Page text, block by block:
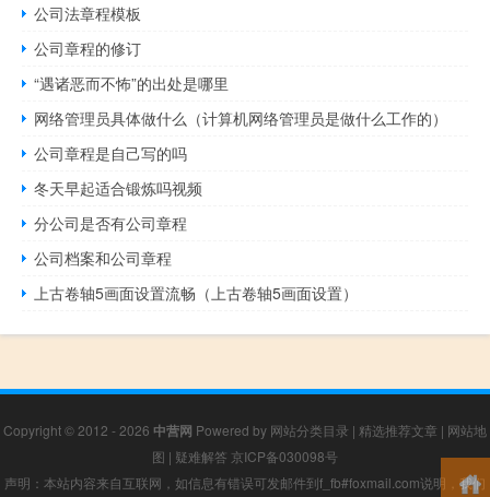
公司法章程模板
公司章程的修订
“遇诸恶而不怖”的出处是哪里
网络管理员具体做什么（计算机网络管理员是做什么工作的）
公司章程是自己写的吗
冬天早起适合锻炼吗视频
分公司是否有公司章程
公司档案和公司章程
上古卷轴5画面设置流畅（上古卷轴5画面设置）
Copyright © 2012 - 2026 中营网 Powered by 网站分类目录 | 精选推荐文章 | 网站地
图 | 疑难解答 京ICP备030098号
声明：本站内容来自互联网，如信息有错误可发邮件到f_fb#foxmail.com说明，我们